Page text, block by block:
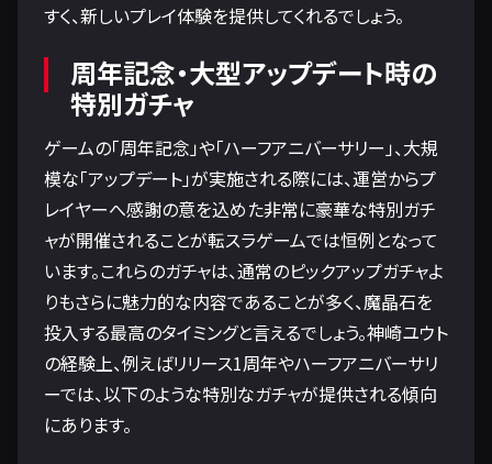
すく、新しいプレイ体験を提供してくれるでしょう。
周年記念・大型アップデート時の
特別ガチャ
ゲームの「周年記念」や「ハーフアニバーサリー」、大規
模な「アップデート」が実施される際には、運営からプ
レイヤーへ感謝の意を込めた非常に豪華な特別ガチ
ャが開催されることが転スラゲームでは恒例となって
います。これらのガチャは、通常のピックアップガチャよ
りもさらに魅力的な内容であることが多く、魔晶石を
投入する最高のタイミングと言えるでしょう。神崎ユウト
の経験上、例えばリリース1周年やハーフアニバーサリ
ーでは、以下のような特別なガチャが提供される傾向
にあります。